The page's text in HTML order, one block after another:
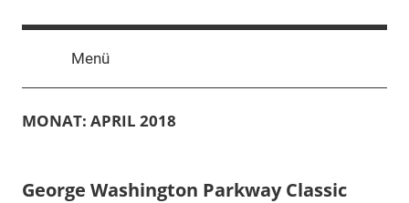
Menü
MONAT: APRIL 2018
George Washington Parkway Classic